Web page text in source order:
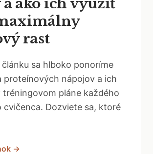
a ako ich využiť
rast
sa hlboko ponoríme
proteínových nápojov a ich
tréningovom pláne každého
cvičenca. Dozviete sa, ktoré
→